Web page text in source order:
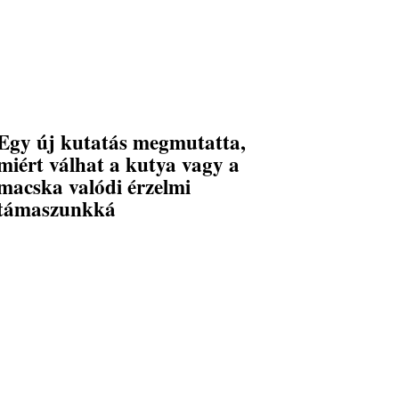
új kutatás megmutatta,
válhat a kutya vagy a
valódi érzelmi